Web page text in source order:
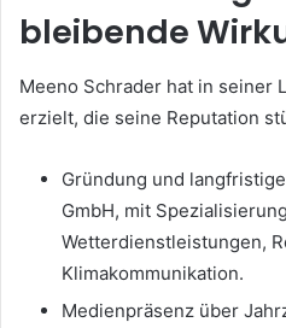
bleibende
Meeno Schrader hat in seiner
erzielt, die seine Reputation
Gründung und
GmbH, mit
Wetterdienstleistungen,
Klimakommunikation.
Medienpräsenz über